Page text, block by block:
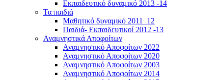
Εκπαιδευτικό δυναμικό 2013 -14
Τα παιδιά
Μαθητικό δυναμικό 2011_12
Παιδιά- Εκπαιδευτικοί 2012 -13
Αναμνηστικά Αποφοίτων
Αναμνηστικό Αποφοίτων 2022
Αναμνηστικό Αποφοίτων 2020
Αναμνηστικό Αποφοίτων 2003
Αναμνηστικό Αποφοίτων 2014